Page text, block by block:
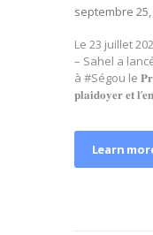
septembre 25,
Le 23 juillet
– Sahel a
à #Ségou le
𝐩𝐥𝐚𝐢𝐝𝐨𝐲𝐞𝐫 𝐞𝐭
Learn